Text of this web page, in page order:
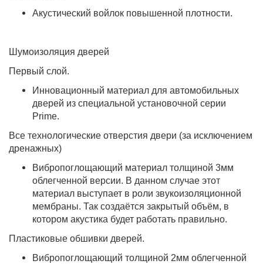
Акустический войлок повышенной плотности.
Шумоизоляция дверей
Первый слой.
Инновационный материал для автомобильных
дверей из специальной установочной серии
Prime.
Все технологические отверстия двери (за исключением
дренажных)
Вибропоглощающий материал толщиной 3мм
облегченной версии. В данном случае этот
материал выступает в роли звукоизоляционной
мембраны. Так создаётся закрытый объём, в
котором акустика будет работать правильно.
Пластиковые обшивки дверей.
Вибропоглощающий толщиной 2мм облегченной